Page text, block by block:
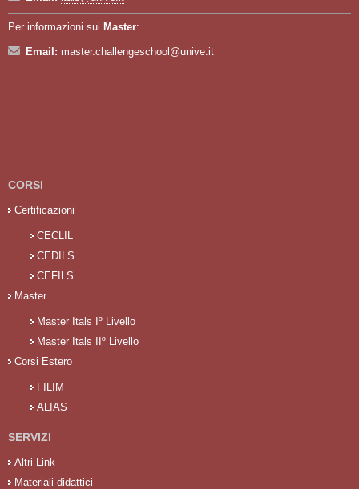
Per informazioni sui Master:
Email: master.challengeschool@unive.it
CORSI
Certificazioni
CECLIL
CEDILS
CEFILS
Master
Master Itals Iº Livello
Master Itals IIº Livello
Corsi Estero
FILIM
ALIAS
SERVIZI
Altri Link
Materiali didattici